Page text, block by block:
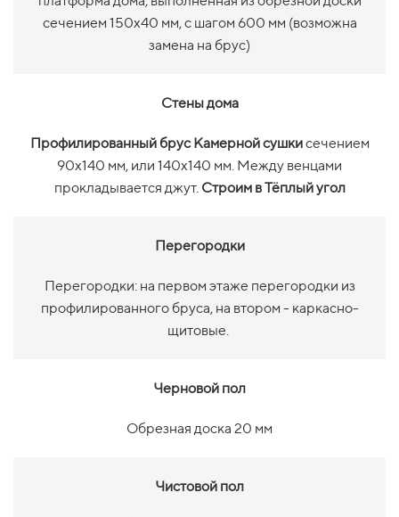
сечением 150х40 мм, с шагом 600 мм (возможна
замена на брус)
Стены дома
Профилированный брус Камерной сушкисечением
90х140 мм, или 140х140 мм. Между венцами
прокладывается джут.Строим в Тёплый угол
Перегородки
Перегородки: на первом этаже перегородки из
профилированного бруса, на втором - каркасно-
щитовые.
Черновой пол
Обрезная доска 20 мм
Чистовой пол